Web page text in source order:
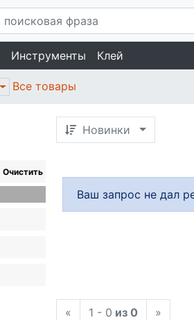
Инструменты Клей
Все товары
Новинки
Очистить
Ваш запрос не дал
« 1 - 0 из 0 »